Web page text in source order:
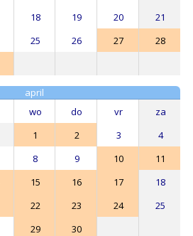
18 19 20
21
25 26 27
28
april
wo do vr
za
1
2 3
4
8 9 10
11
15 16 17
18
22 23 24
25
29 30